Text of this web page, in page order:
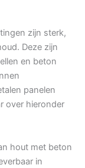
zijn sterk,
Deze zijn
en beton
panelen
over hieronder
hout met beton
in